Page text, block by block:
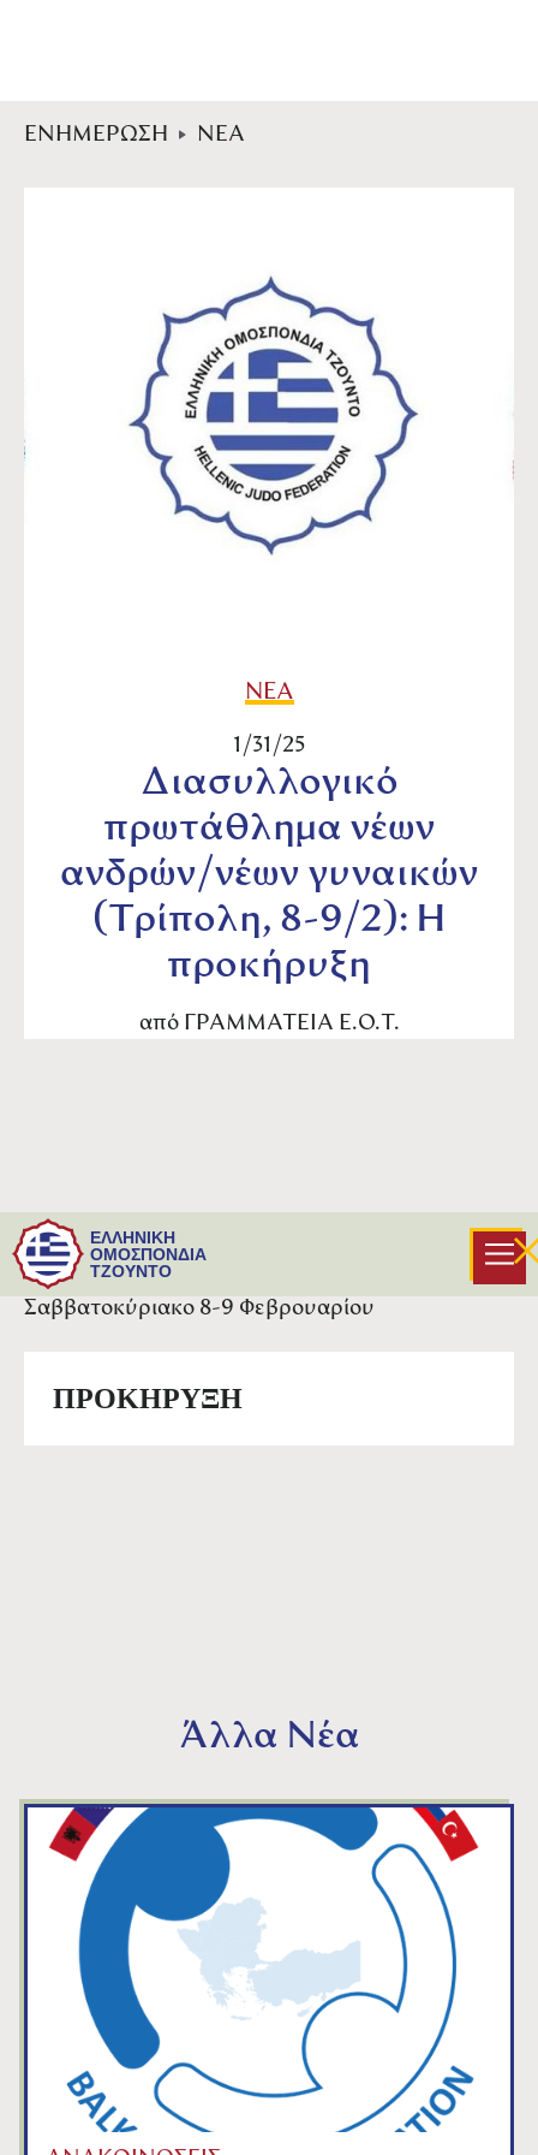
ΕΝΗΜΕΡΩΣΗ ΝΕΑ
ΝΕΑ
1/31/25
Διασυλλογικό
πρωτάθλημα νέων
ανδρών/νέων γυναικών
(Τρίπολη, 8-9/2): Η
προκήρυξη
από ΓΡΑΜΜΑΤΕΙΑ Ε.Ο.Τ.
ΕΛΛΗΝΙΚΗ
ΟΜΟΣΠΟΝΔΙΑ
ΤΖΟΥΝΤΟ
Η προκήρυξη του διασυλλογικού
πρωταθλήματος νέων ανδρών και νέων
γυναικών που θα γίνει στην Τρίπολη το
Σαββατοκύριακο 8-9 Φεβρουαρίου
ΠΡΟΚΗΡΥΞΗ
Άλλα Νέα